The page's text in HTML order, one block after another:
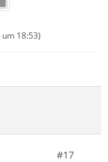
um 18:53)
#17